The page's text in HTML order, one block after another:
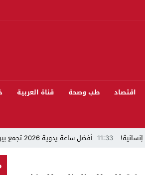
اقتصاد طب وصحة قناة العربية
11:33 أفضل ساعة يدوية 2026 تجمع بين الأناقة والدقة